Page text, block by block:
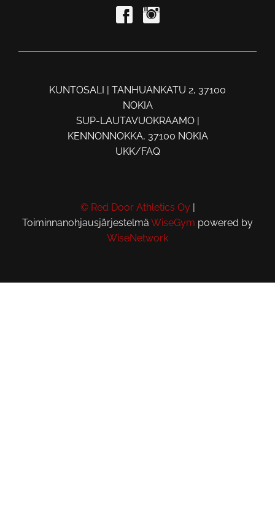
KUNTOSALI | TANHUANKATU 2, 37100
NOKIA
SUP-LAUTAVUOKRAAMO |
KENNONNOKKA, 37100 NOKIA
UKK/FAQ
© Red Door Athletics Oy|
Toiminnanohjausjärjestelmä WiseGym powered by
WiseNetwork